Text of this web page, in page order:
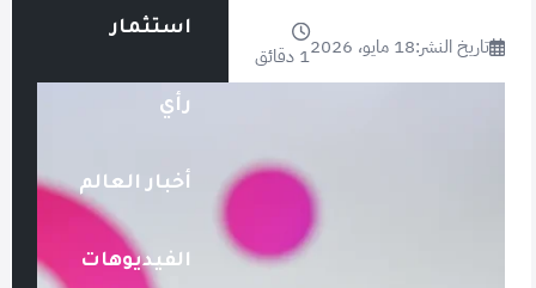
استثمار
رأي
أخبار العالم
الفيديوهات
تاريخ النشر:18 مايو، 2026 1 دقائق